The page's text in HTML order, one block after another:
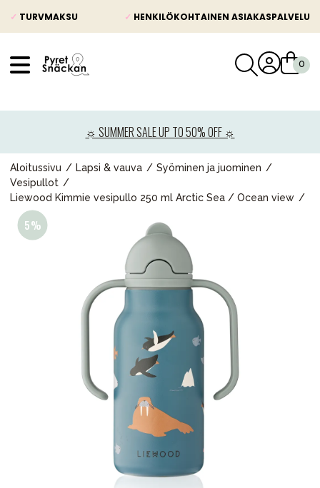
✓ TURVMAKSU ✓ HENKILÖKOHTAINEN ASIAKASPALVELU
☼ SUMMER SALE UP TO 50% OFF ☼
Aloitussivu Lapsi & vauva
Syöminen ja juominen
Vesipullot
Liewood Kimmie vesipullo 250 ml Arctic Sea / Ocean view
Lastenvaunut
Lasten turvaistuimet
Vauvan paketti
Lapsi & vauva
Lelut ja pelit
Äiti & Isä
Huonekalut & vuodevaatteet
Tarvikkeet
Varaosat
Kampanjat
Lahjavinkkejä
Suosikit
Tavaramerkit